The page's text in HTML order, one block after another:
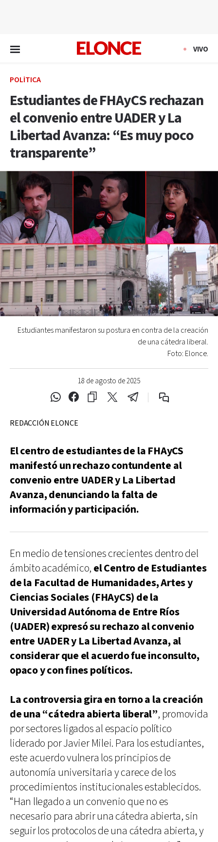
VIVO
POLÍTICA
Estudiantes de FHAyCS rechazan
el convenio entre UADER y La
Libertad Avanza: “Es muy poco
transparente”
18 de agosto de 2025
Estudiantes manifestaron su postura en contra de la creación
de una cátedra liberal.
Foto: Elonce.
REDACCIÓN ELONCE
El centro de estudiantes de la FHAyCS
manifestó un rechazo contundente al
convenio entre UADER y La Libertad
Avanza, denunciando la falta de
información y participación.
En medio de tensiones crecientes dentro del
ámbito académico, el Centro de Estudiantes
de la Facultad de Humanidades, Artes y
Ciencias Sociales (FHAyCS) de la
Universidad Autónoma de Entre Ríos
(UADER) expresó su rechazo al convenio
entre UADER y La Libertad Avanza, al
considerar que el acuerdo fue inconsulto,
opaco y con fines políticos.
La controversia gira en torno a la creación
de una “cátedra abierta liberal”, promovida
por sectores ligados al espacio político
liderado por Javier Milei. Para los estudiantes,
este acuerdo vulnera los principios de
autonomía universitaria y carece de los
procedimientos institucionales establecidos.
“Han llegado a un convenio que no es
necesario para abrir una cátedra abierta, sin
seguir los protocolos de una cátedra abierta, y